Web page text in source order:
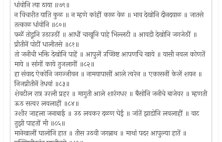
धांवोनि त्या ठाया ॥७९॥
न विचारीत याति कुळ ॥ न म्हणे कांहीं काळ वेळ ॥ भाव देखोनि दीनदयाळ ॥ जातसे
तत्काळ धांवोनि ॥८०॥
फळें तोडूनि उठाउठीं ॥ आधीं चाखूनि पाहे भिल्लटी ॥ आवडी देखोनि जगजेठीं ॥
प्रीतीनें पोटीं धालीतसे ॥८१॥
तो जनीची भक्ति देखोनि पाहें ॥ आपुलें उच्छिष्ट आपणचि खाये ॥ यासी नवल कोणतें
माये ॥ सांगों काये तुजलागीं ॥८२॥
हा संवाद ऐकोनि जगज्जीवन ॥ नामयापासीं आले त्वरेन ॥ एकासनीं केलें शयन ॥
निजप्रीतीनें तेधवां ॥८३॥
शेवटील रात्र उरली प्रहर ॥ मागुती आले शारंगधर ॥ बैसोनि जनीचे बाजेवर ॥ म्हणती
ऊठ सत्वर लवलाहीं ॥८४॥
उशीर जाहला जनाबाई ॥ उठ लवकर दळण घेईं ॥ जांतें झाडोनि लवलाहीं ॥ वाट
तुझी पाहतों मी ॥८५॥
मानेखालीं घालोनि हात ॥ तीस उठवी जगन्नाथ ॥ माथां पदर आपुल्या हातें ॥